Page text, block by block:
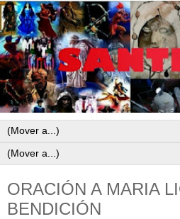
ORACIÓN A MARIA
BENDICIÓN